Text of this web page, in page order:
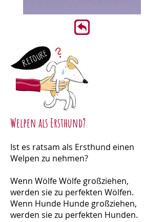
Welpen als Ersthund?
Ist es ratsam als Ersthund einen
Welpen zu nehmen?
Wenn Wölfe Wölfe großziehen,
werden sie zu perfekten Wölfen.
Wenn Hunde Hunde großziehen,
werden sie zu perfekten Hunden.